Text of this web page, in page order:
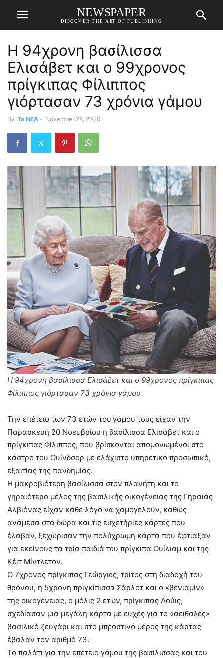
NEWSPAPER
DISCOVER THE ART OF PUBLISHING
Η 94χρονη βασίλισσα
Ελισάβετ και ο 99χρονος
πρίγκιπας Φίλιππος
γιόρτασαν 73 χρόνια γάμου
By Ta NEA - November 28, 2020
Η 94χρονη βασίλισσα Ελισάβετ και ο 99χρονος πρίγκιπας
Φίλιππος γιόρτασαν 73 χρόνια γάμου
Την επέτειο των 73 ετών του γάμου τους είχαν την
Παρασκευή 20 Νοεμβρίου η βασίλισσα Ελισάβετ και ο
πρίγκιπας Φίλιππος, που βρίσκονται απομονωμένοι στο
κάστρο του Ουίνδσορ με ελάχιστο υπηρετικό προσωπικό,
εξαιτίας της πανδημίας.
Η μακροβιότερη βασίλισσα στον πλανήτη και το
γηραιότερο μέλος της βασιλικής οικογένειας της Γηραιάς
Αλβιόνας είχαν κάθε λόγο να χαμογελούν, καθώς
ανάμεσα στα δώρα και τις ευχετήριες κάρτες που
έλαβαν, ξεχώρισαν την πολύχρωμη κάρτα που έφτιαξαν
για εκείνους τα τρία παιδιά του πρίγκιπα Ουίλιαμ και της
Κέιτ Μίντλετον.
Ο 7χρονος πρίγκιπας Γεώργιος, τρίτος στη διαδοχή του
θρόνου, η 5χρονη πριγκίπισσα Σάρλοτ και ο «βενιαμίν»
της οικογένειας, ο μόλις 2 ετών, πρίγκιπας Λούις,
σχεδίασαν μια μεγάλη κάρτα με ευχές για το «αειθαλές»
βασιλικό ζευγάρι και στο μπροστινό μέρος της κάρτας
έβαλαν τον αριθμό 73.
Το παλάτι για την επέτειο γάμου της βασίλισσας και του